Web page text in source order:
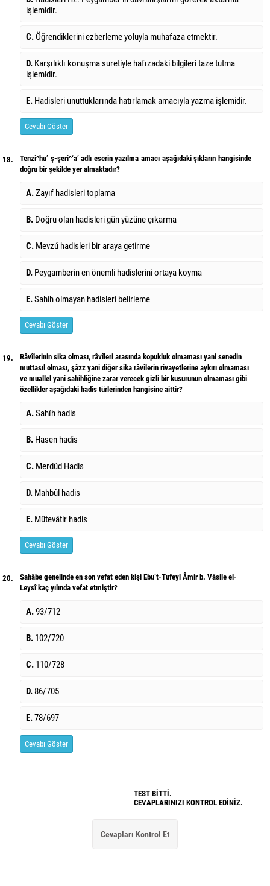
işlemidir.
C. Öğrendiklerini ezberleme yoluyla muhafaza etmektir.
D. Karşılıklı konuşma suretiyle hafızadaki bilgileri taze tutma
işlemidir.
E. Hadisleri unuttuklarında hatırlamak amacıyla yazma işlemidir.
Cevabı Göster
18.
Tenzi^hu’ ş-şeri^‘a’ adlı eserin yazılma amacı aşağıdaki şıkların hangisinde
doğru bir şekilde yer almaktadır?
A.Zayıf hadisleri toplama
B. Doğru olan hadisleri gün yüzüne çıkarma
C. Mevzú hadisleri bir araya getirme
D. Peygamberin en önemli hadislerini ortaya koyma
E.Sahih olmayan hadisleri belirleme
Cevabı Göster
19.
Râvîlerinin sika olması, râvîleri arasında kopukluk olmaması yani senedin
muttasıl olması, şâzz yani diğer sika râvîlerin rivayetlerine aykırı olmaması
ve muallel yani sahihliğine zarar verecek gizli bir kusurunun olmaması gibi
özellikler aşağıdaki hadis türlerinden hangisine aittir?
A.Sahîh hadis
B. Hasen hadis
C. Merdûd Hadis
D. Mahbûl hadis
E. Mütevâtir hadis
Cevabı Göster
20.
Sahâbe genelinde en son vefat eden kişi Ebu’t-Tufeyl Âmir b. Vâsile el-
Leysî kaç yılında vefat etmiştir?
A.93/712
B. 102/720
C. 110/728
D. 86/705
E.78/697
Cevabı Göster
TEST BİTTİ.
CEVAPLARINIZI KONTROL EDİNİZ.